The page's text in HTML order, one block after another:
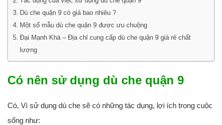
Dù che quận 9 có giá bao nhiêu ?
Một số mẫu dù che quận 9 được ưu chuộng
Đại Mạnh Khá – Địa chỉ cung cấp dù che quận 9 giá rẻ chất
lượng
Có nên sử dụng dù che quận 9
Có, Vì sử dụng dù che sẽ có những tác dụng, lợi ích trong cuộc
sống như: